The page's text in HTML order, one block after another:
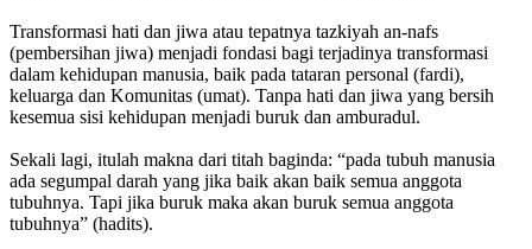
Transformasi hati dan jiwa atau tepatnya tazkiyah an-nafs
(pembersihan jiwa) menjadi fondasi bagi terjadinya transformasi
dalam kehidupan manusia, baik pada tataran personal (fardi),
keluarga dan Komunitas (umat). Tanpa hati dan jiwa yang bersih
kesemua sisi kehidupan menjadi buruk dan amburadul.
Sekali lagi, itulah makna dari titah baginda: “pada tubuh manusia
ada segumpal darah yang jika baik akan baik semua anggota
tubuhnya. Tapi jika buruk maka akan buruk semua anggota
tubuhnya” (hadits).